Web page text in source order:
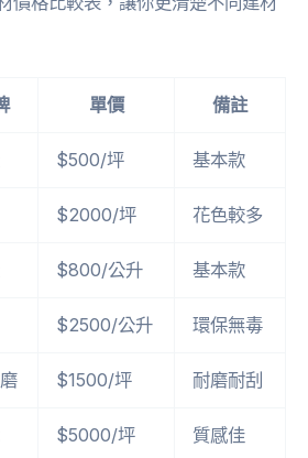
單價 備註
$500/坪 基本款
$2000/坪 花色較多
$800/公升 基本款
$2500/公升 環保無毒
$1500/坪 耐磨耐刮
$5000/坪 質感佳